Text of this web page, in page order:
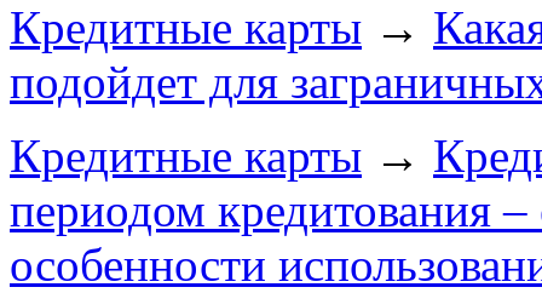
Кредитные карты →
подойдет для
Кредитные карты →
периодом кредитования
особенности